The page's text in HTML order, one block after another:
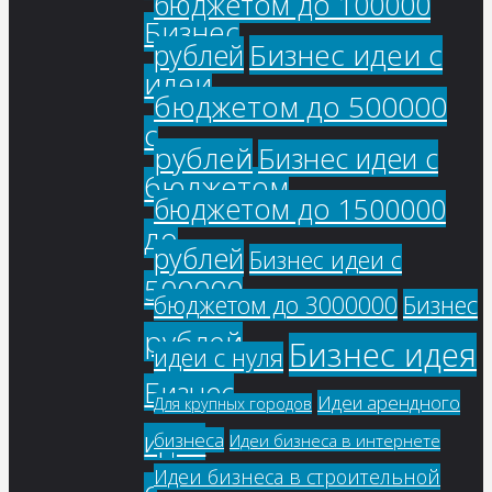
Бизнес
идеи
с
бюджетом
до
500000
рублей
Бизнес
идеи
рублей Бизнес идеи с
бюджетом до 500000
рублей Бизнес идеи с
бюджетом до 1500000
рублей Бизнес идеи с
бюджетом до 3000000 Бизнес
идеи с нуля Бизнес идея
Для крупных городов Идеи арендного
бизнеса Идеи бизнеса в интернете
Идеи бизнеса в строительной